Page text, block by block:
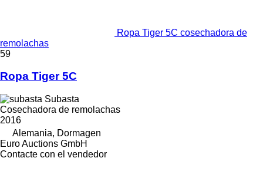
Ropa Tiger 5C cosechadora de
remolachas
59
Ropa Tiger 5C
Subasta
Cosechadora de remolachas
2016
Alemania, Dormagen
Euro Auctions GmbH
Contacte con el vendedor